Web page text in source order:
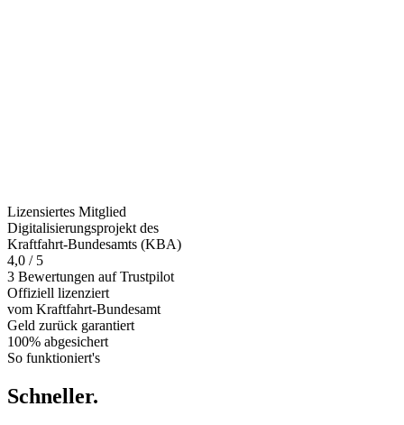
Lizensiertes Mitglied
Digitalisierungsprojekt des
Kraftfahrt-Bundesamts (KBA)
4,0 / 5
3 Bewertungen auf Trustpilot
Offiziell lizenziert
vom Kraftfahrt-Bundesamt
Geld zurück garantiert
100% abgesichert
So funktioniert's
Schneller.